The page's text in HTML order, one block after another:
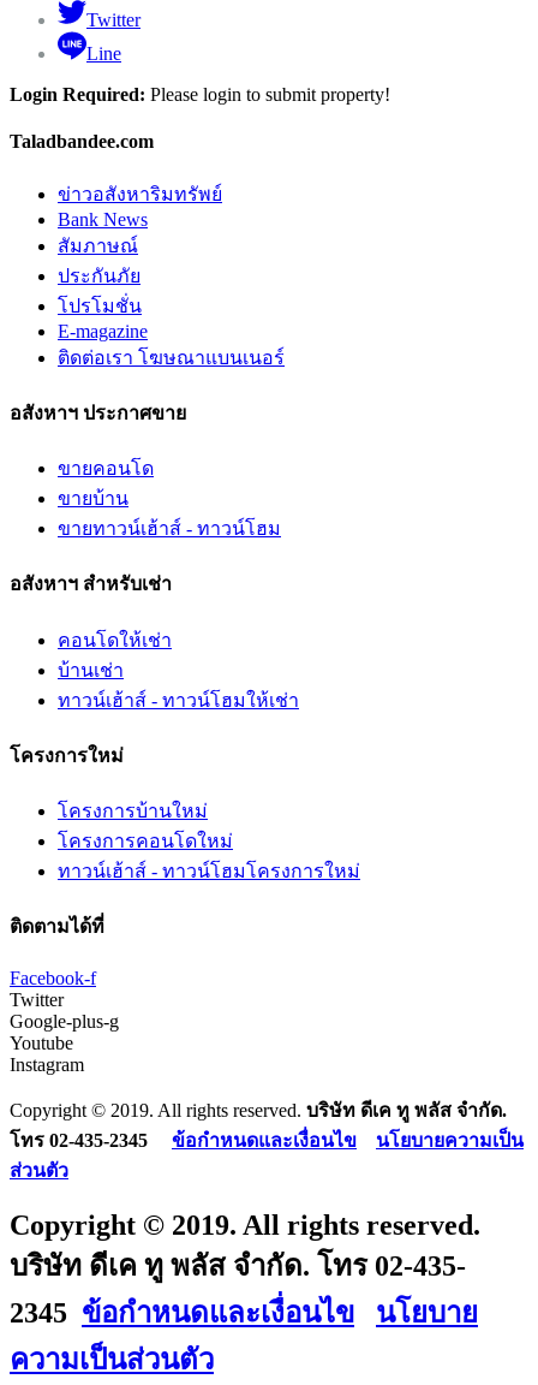
Twitter
Line
Login Required: Please login to submit property!
Taladbandee.com
ข่าวอสังหาริมทรัพย์
Bank News
สัมภาษณ์
ประกันภัย
โปรโมชั่น
E-magazine
ติดต่อเรา โฆษณาแบนเนอร์
อสังหาฯ ประกาศขาย
ขายคอนโด
ขายบ้าน
ขายทาวน์เฮ้าส์ - ทาวน์โฮม
อสังหาฯ สำหรับเช่า
คอนโดให้เช่า
บ้านเช่า
ทาวน์เฮ้าส์ - ทาวน์โฮมให้เช่า
โครงการใหม่
โครงการบ้านใหม่
โครงการคอนโดใหม่
ทาวน์เฮ้าส์ - ทาวน์โฮมโครงการใหม่
ติดตามได้ที่
Facebook-f
Twitter
Google-plus-g
Youtube
Instagram
Copyright © 2019. All rights reserved. บริษัท ดีเค ทู พลัส จำกัด.
โทร 02-435-2345
ข้อกำหนดและเงื่อนไข
นโยบายความเป็น
ส่วนตัว
Copyright © 2019. All rights reserved.
บริษัท ดีเค ทู พลัส จำกัด. โทร 02-435-
2345 ข้อกำหนดและเงื่อนไข
นโยบาย
ความเป็นส่วนตัว